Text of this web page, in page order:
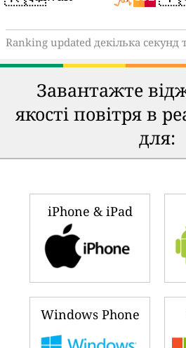
Ranking updated декілька секунд
Завантажте
якості повітря в
для:
iPhone & iPad
Windows Phone